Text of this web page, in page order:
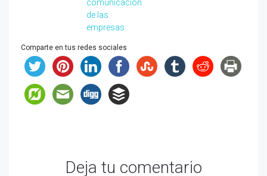
comunicación
de las
empresas
Comparte en tus redes sociales
Deja tu comentario